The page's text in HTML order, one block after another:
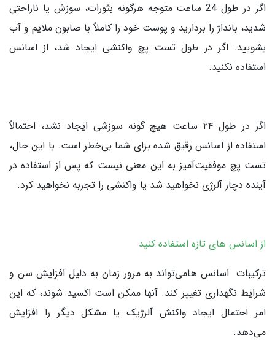
اگر در طول 24 ساعت متوجه هرگونه بثورات، سوزش یا ناراحتی
شدید، بانداژ را بردارید و پوست خود را کاملاً با صابون ملایم و آب
بشویید. اگر در طول تست پچ واکنشی ایجاد شد، از اسانس
استفاده نکنید.
اگر در طول ۲۴ ساعت هیچ گونه سوزشی ایجاد نشد، احتمالاً
استفاده از اسانس رقیق شده برای شما بی‌خطر است. با این حال،
تست پچ موفقیت‌آمیز به این معنی نیست که پس از استفاده در
آینده دچار آلرژی نخواهید شد یا واکنشی را تجربه نخواهید کرد.
از اسانس ‌های تازه استفاده کنید
ترکیبات اسانس هامی‌تواند به مرور زمان به دلیل افزایش سن و
شرایط نگهداری تغییر کند. آنها ممکن است اکسید شوند، که این
امر احتمال ایجاد واکنش آلرژیک یا مشکل دیگر را افزایش
می‌دهد.